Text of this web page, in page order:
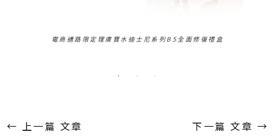
電商通路限定理膚寶水迪士尼系列B5全面修復禮盒
← 上一篇 文章 下一篇 文章 →